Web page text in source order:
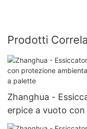
Prodotti
Zhanghua -
erpice a vuoto
solvente